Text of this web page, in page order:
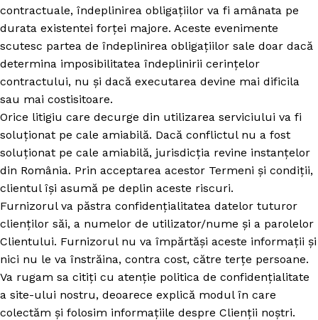
contractuale, îndeplinirea obligațiilor va fi amânata pe
durata existentei forței majore. Aceste evenimente
scutesc partea de îndeplinirea obligațiilor sale doar dacă
determina imposibilitatea îndeplinirii cerințelor
contractului, nu și dacă executarea devine mai dificila
sau mai costisitoare.
Orice litigiu care decurge din utilizarea serviciului va fi
soluționat pe cale amiabilă. Dacă conflictul nu a fost
soluționat pe cale amiabilă, jurisdicția revine instanțelor
din România. Prin acceptarea acestor Termeni și condiții,
clientul își asumă pe deplin aceste riscuri.
Furnizorul va păstra confidențialitatea datelor tuturor
clienților săi, a numelor de utilizator/nume și a parolelor
Clientului. Furnizorul nu va împărtăși aceste informații și
nici nu le va înstrăina, contra cost, către terțe persoane.
Va rugam sa citiți cu atenție politica de confidențialitate
a site-ului nostru, deoarece explică modul în care
colectăm și folosim informațiile despre Clienții noștri.